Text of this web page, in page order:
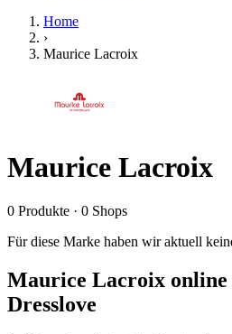
Home
›
Maurice Lacroix
Maurice Lacroix
0 Produkte · 0 Shops
Für diese Marke haben wir aktuell
Maurice Lacroix online
Dresslove